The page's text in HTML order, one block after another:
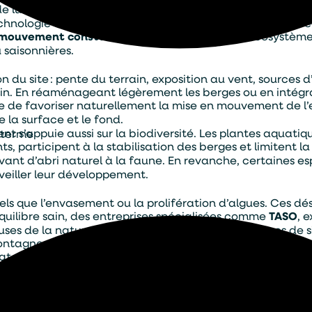
lui-même, limitant les déséquilibres biologiques et les
complexe : un bon aménagement, des choix
constant
devient le garant d’un
site : pente du terrain, exposition au vent, sources
En réaménageant légèrement les berges ou en
favoriser naturellement la mise en mouvement de
la surface et le fond.
s’appuie aussi sur la biodiversité. Les plantes
participent à la stabilisation des berges et limitent
d’abri naturel à la faune. En revanche, certaines
leur développement.
que l’envasement ou la prolifération d’algues. Ces
sain, des entreprises spécialisées commeTASO,
de la nature. Elles interviennent sur divers types de
Leur approche repose sur une compréhension
de fonctionnement optimal.